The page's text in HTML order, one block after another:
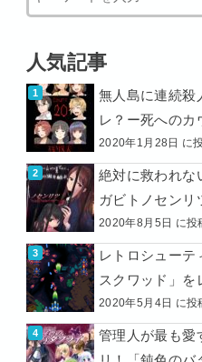
人気記事
無人島に連続殺
レ？ー死へのカ
2020年1月28日 に
絶対に救われな
ガビトノセンリ
2020年8月5日 に投
レトロシューテ
スクワッド」を
2020年5月4日 に投
管理人が最も愛